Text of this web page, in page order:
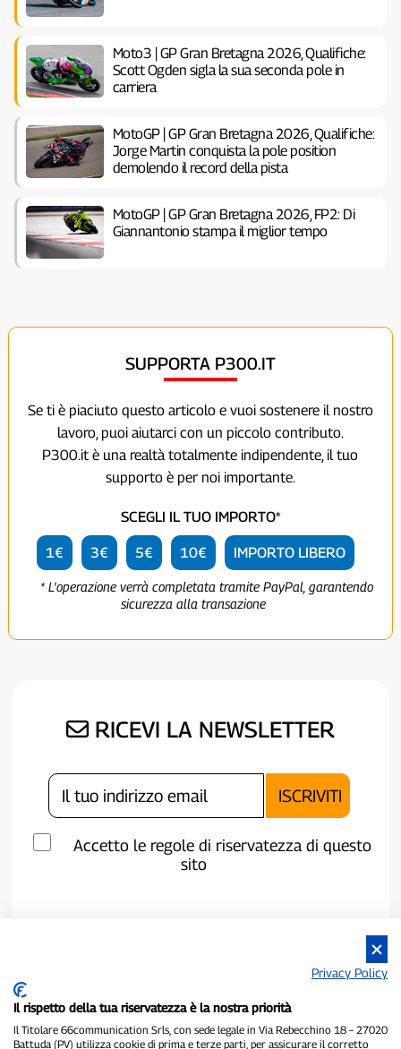
Moto3 | GP Gran Bretagna 2026, Qualifiche:
Scott Ogden sigla la sua seconda pole in
carriera
MotoGP | GP Gran Bretagna 2026, Qualifiche:
Jorge Martin conquista la pole position
demolendo il record della pista
MotoGP | GP Gran Bretagna 2026, FP2: Di
Giannantonio stampa il miglior tempo
SUPPORTA P300.IT
Se ti è piaciuto questo articolo e vuoi sostenere il nostro
lavoro, puoi aiutarci con un piccolo contributo.
P300.it è una realtà totalmente indipendente, il tuo
supporto è per noi importante.
SCEGLI IL TUO IMPORTO*
1€ 3€ 5€ 10€ IMPORTO LIBERO
* L'operazione verrà completata tramite PayPal, garantendo
sicurezza alla transazione
RICEVI LA NEWSLETTER
Accetto le regole di riservatezza di questo
sito
Privacy Policy
Il rispetto della tua riservatezza è la nostra priorità
Il Titolare 66communication Srls, con sede legale in Via Rebecchino 18 – 27020
Battuda (PV) utilizza cookie di prima e terze parti, per assicurare il corretto